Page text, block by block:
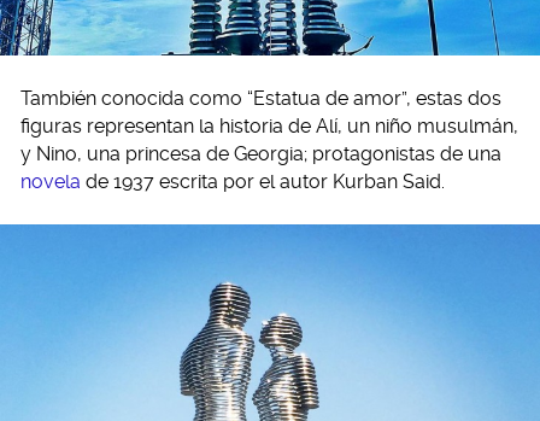
También conocida como “Estatua de amor”, estas dos
figuras representan la historia de Alí, un niño musulmán,
y Nino, una princesa de Georgia; protagonistas de una
novela de 1937 escrita por el autor Kurban Said.